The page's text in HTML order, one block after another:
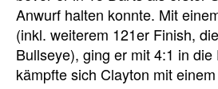
Anwurf halten konnte. Mit
(inkl. weiterem 121er Finish,
Bullseye), ging er mit 4:1 in
kämpfte sich Clayton mit